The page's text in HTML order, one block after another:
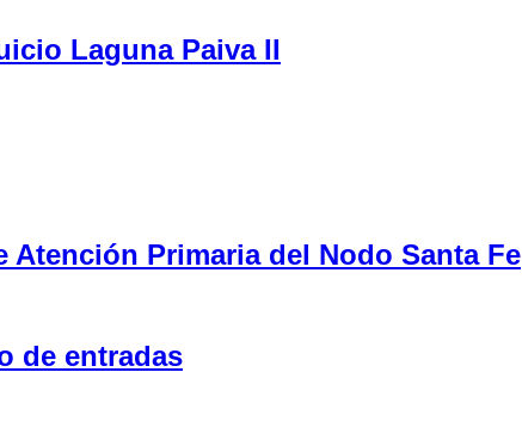
Laguna Paiva II
Primaria del Nodo Santa Fe
de entradas